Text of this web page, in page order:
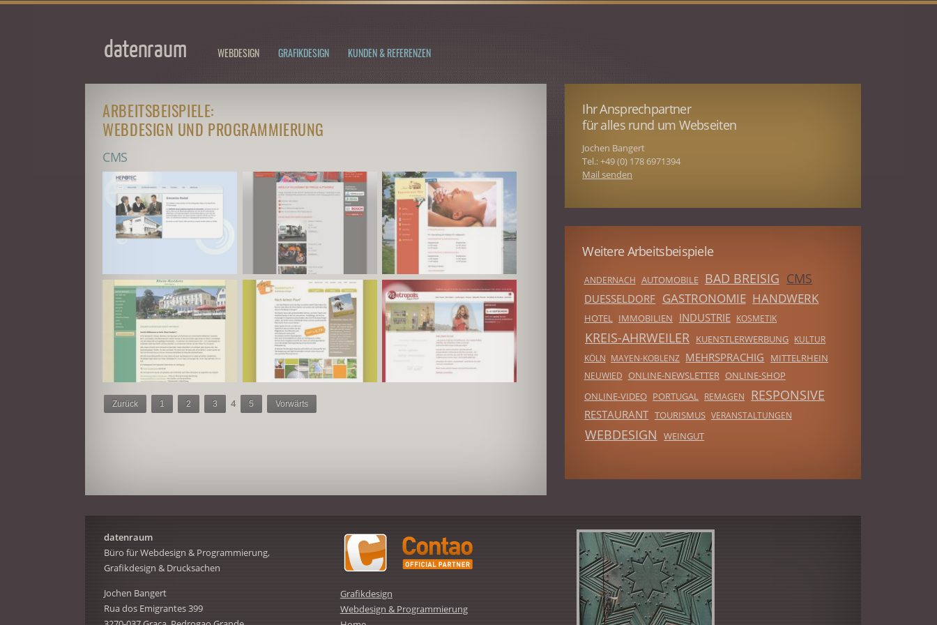
WEBDESIGN GRAFIKDESIGN KUNDEN & REFERENZEN
ARBEITSBEISPIELE:
WEBDESIGN UND PROGRAMMIERUNG
CMS
Zurück 1 2 3 4 5 Vorwärts
Ihr Ansprechpartner
für alles rund um Webseiten
Jochen Bangert
Tel.: +49 (0) 178 6971394
Mail senden
Weitere Arbeitsbeispiele
ANDERNACH AUTOMOBILE BAD BREISIG CMS
DUESSELDORF GASTRONOMIE HANDWERK
HOTEL IMMOBILIEN INDUSTRIE KOSMETIK
KREIS-AHRWEILER KUENSTLERWERBUNG KULTUR
KÖLN MAYEN-KOBLENZ MEHRSPRACHIG MITTELRHEIN
NEUWIED ONLINE-NEWSLETTER ONLINE-SHOP
ONLINE-VIDEO PORTUGAL REMAGEN RESPONSIVE
RESTAURANT TOURISMUS VERANSTALTUNGEN
WEBDESIGN WEINGUT
datenraum
Büro für Webdesign & Programmierung,
Grafikdesign & Drucksachen
Jochen Bangert
Rua dos Emigrantes 399
Grafikdesign
Webdesign & Programmierung